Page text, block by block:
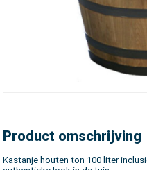
Product omschrijving
Kastanje houten ton 100 liter